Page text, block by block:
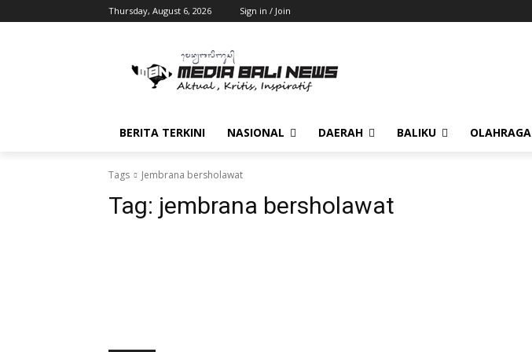
Thursday, August 6, 2026 Sign in / Join
BERITA TERKINI NASIONAL DAERAH BALIKU OLAHRAGA
Tags Jembrana bersholawat
Tag: jembrana bersholawat